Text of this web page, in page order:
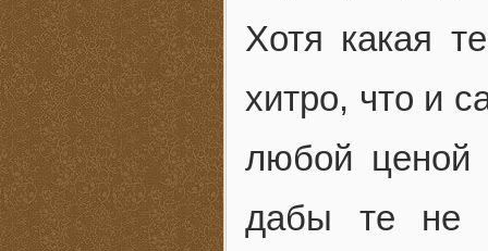
Хотя какая
хитро, что и
любой ценой
дабы те не